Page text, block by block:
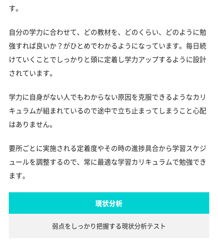
す。
自分の学力に合わせて、どの教材を、どのくらい、どのように勉
強すれば良いか？がひとめでわかるようになっています。毎日続
けていくことでしっかりと頭に定着し学力アップするように設計
されています。
学力に自身がない人でもわからない原因を克服できるようなカリ
キュラムが組まれているので途中で立ち止まってしまうこと心配
はありません。
要所ごとに実施される定着度やその時の進捗具合から学習スケジ
ュールを調整するので、常に最適な学習カリキュラムで勉強でき
ます。
現状分析
弱点をしっかり把握する現状分析テスト